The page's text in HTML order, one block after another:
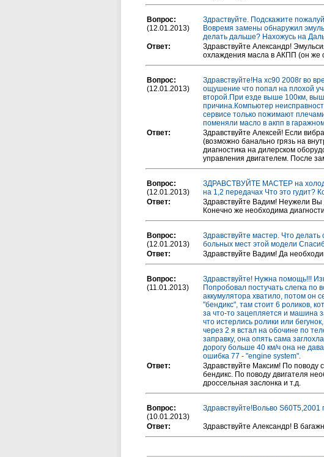
Вопрос:
(12.01.2013)
Здраствуйте. Подскажите
Вовремя замены обнаружил
делать дальше? Нахожусь на
Ответ:
Здравствуйте Александр!
охлаждения масла в АКПП (он же
Вопрос:
(12.01.2013)
Здравствуйте!На хс90 2008г во
ощушение что попал на плохой
второй.При езде выше 100км,
причина.Компьютер
сервисе только пожимают
поменяли масло в акпп в
Ответ:
Здравствуйте Алексей! Если
(возможно банально грязь на
диагностика на дилерском
управления двигателем. После
Вопрос:
(12.01.2013)
ЗДРАВСТВУЙТЕ МАСТЕР на
на 1,2 передачах Что это гудит?
Ответ:
Здравствуйте Вадим! Неужели
Конечно же необходима
Вопрос:
(12.01.2013)
Здравствуйте мастер. Что
больных мест этой модели
Ответ:
Здравствуйте Вадим! Да
Вопрос:
(11.01.2013)
Здравствуйте! Нужна помощь!!!
Попробовал постучать слегка
аккумулятора хватило, потом он
"бендикс", там стоит 6 роликов,
за что-то зацепляется и машина
что истерлись ролики или
через 2 я встал на обочине по
заправку, она опять сама
дорогу больше 40 км/ч она не
ошибка 77 - "engine system".
Ответ:
Здравствуйте Максим! По поводу
бендикс. По поводу двигателя
дроссельная заслонка и т.д.
Вопрос:
(10.01.2013)
Здравствуйте!Вольво
Ответ: Здравствуйте Александр! В